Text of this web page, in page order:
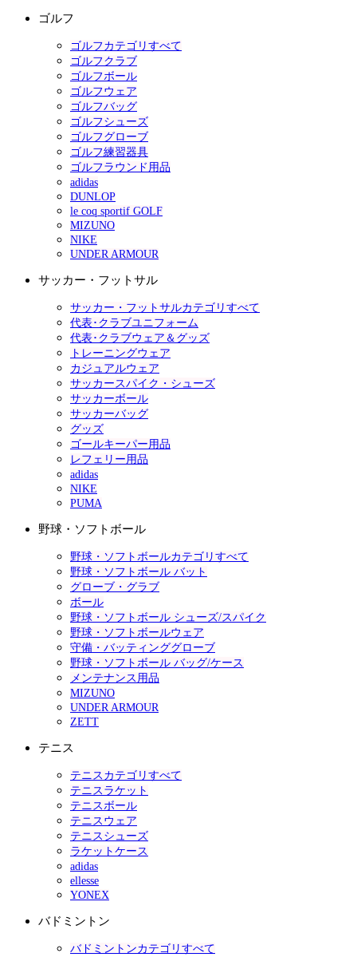
ゴルフ
ゴルフカテゴリすべて
ゴルフクラブ
ゴルフボール
ゴルフウェア
ゴルフバッグ
ゴルフシューズ
ゴルフグローブ
ゴルフ練習器具
ゴルフラウンド用品
adidas
DUNLOP
le coq sportif GOLF
MIZUNO
NIKE
UNDER ARMOUR
サッカー・フットサル
サッカー・フットサルカテゴリすべて
代表･クラブユニフォーム
代表･クラブウェア＆グッズ
トレーニングウェア
カジュアルウェア
サッカースパイク・シューズ
サッカーボール
サッカーバッグ
グッズ
ゴールキーパー用品
レフェリー用品
adidas
NIKE
PUMA
野球・ソフトボール
野球・ソフトボールカテゴリすべて
野球・ソフトボール バット
グローブ・グラブ
ボール
野球・ソフトボール シューズ/スパイク
野球・ソフトボールウェア
守備・バッティンググローブ
野球・ソフトボール バッグ/ケース
メンテナンス用品
MIZUNO
UNDER ARMOUR
ZETT
テニス
テニスカテゴリすべて
テニスラケット
テニスボール
テニスウェア
テニスシューズ
ラケットケース
adidas
ellesse
YONEX
バドミントン
バドミントンカテゴリすべて